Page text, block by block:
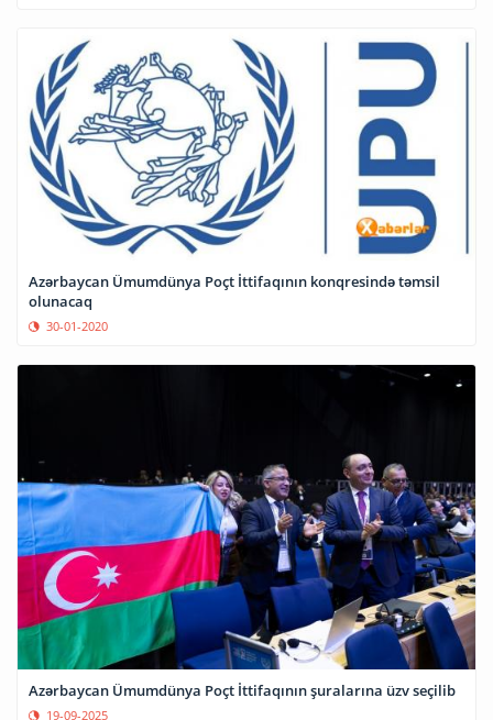
Azərbaycan Ümumdünya Poçt İttifaqının konqresində təmsil
olunacaq
30-01-2020
Azərbaycan Ümumdünya Poçt İttifaqının şuralarına üzv seçilib
19-09-2025